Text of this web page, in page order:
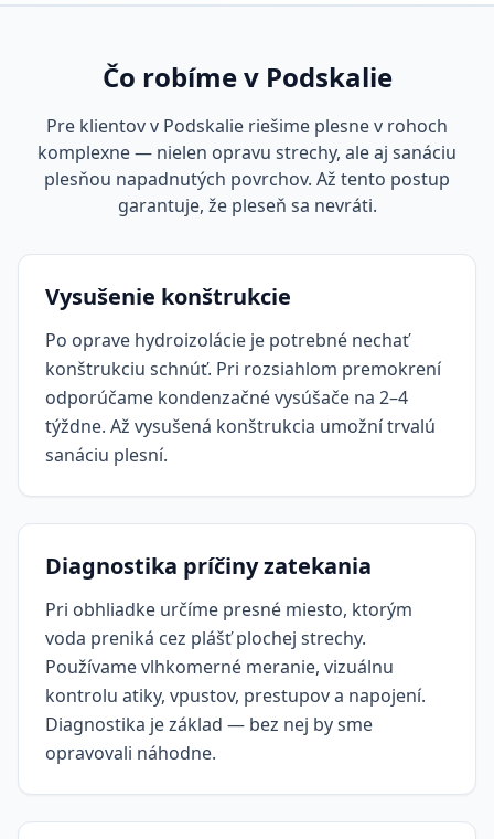
Čo robíme v Podskalie
Pre klientov v Podskalie riešime plesne v rohoch
komplexne — nielen opravu strechy, ale aj sanáciu
plesňou napadnutých povrchov. Až tento postup
garantuje, že pleseň sa nevráti.
Vysušenie konštrukcie
Po oprave hydroizolácie je potrebné nechať
konštrukciu schnúť. Pri rozsiahlom premokrení
odporúčame kondenzačné vysúšače na 2–4
týždne. Až vysušená konštrukcia umožní trvalú
sanáciu plesní.
Diagnostika príčiny zatekania
Pri obhliadke určíme presné miesto, ktorým
voda preniká cez plášť plochej strechy.
Používame vlhkomerné meranie, vizuálnu
kontrolu atiky, vpustov, prestupov a napojení.
Diagnostika je základ — bez nej by sme
opravovali náhodne.